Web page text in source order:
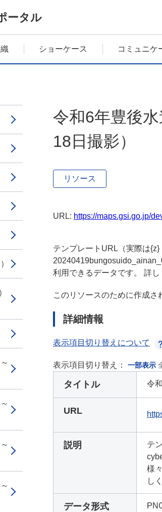
ータル
ショーケース コミュニケ
令和6年豊後
18日撮影）
リソース
URL: https://maps.gsi.go.jp/
テンプレートURL（実際は
利用できるデータです。 詳
このリソースのために作成
詳細情報
表示項目切り替えについて
表示項目切り替え： 一部表示
タイトル 令
URL
説明
テ
様
し
データ形式